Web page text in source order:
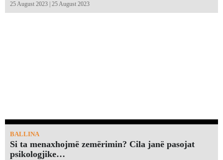
25 August 2023 | 25 August 2023
BALLINA
Si ta menaxhojmë zemërimin? Cila janë pasojat
psikologjike…